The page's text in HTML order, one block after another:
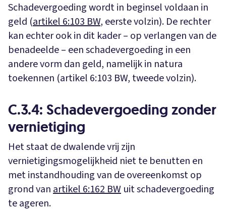
Schadevergoeding wordt in beginsel voldaan in
geld (artikel 6:103 BW, eerste volzin). De rechter
kan echter ook in dit kader – op verlangen van de
benadeelde – een schadevergoeding in een
andere vorm dan geld, namelijk in natura
toekennen (artikel 6:103 BW, tweede volzin).
C.3.4: Schadevergoeding zonder
vernietiging
Het staat de dwalende vrij zijn
vernietigingsmogelijkheid niet te benutten en
met instandhouding van de overeenkomst op
grond vanartikel 6:162 BW uit schadevergoeding
te ageren.